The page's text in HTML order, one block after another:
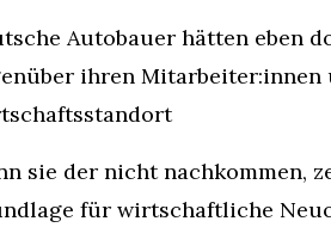
Autobauer hätten eben
ihren Mitarbeiter:innen
sie der nicht nachkommen,
für wirtschaftliche